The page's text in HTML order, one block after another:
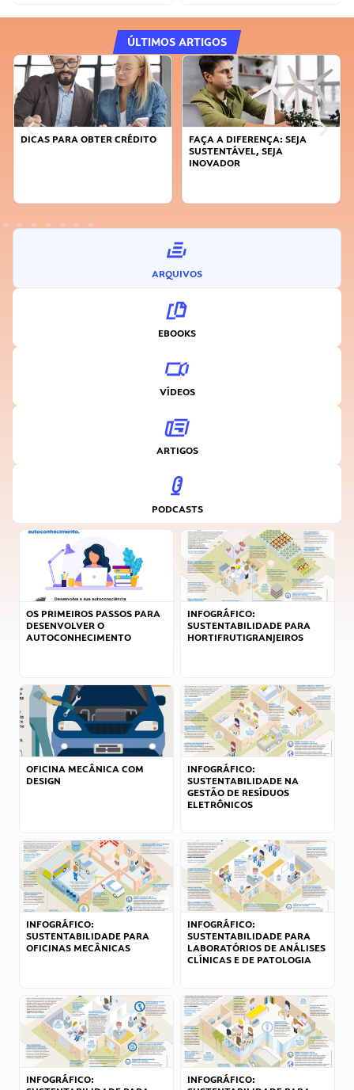
ÚLTIMOS ARTIGOS
DICAS PARA OBTER CRÉDITO
FAÇA A DIFERENÇA: SEJA
SUSTENTÁVEL, SEJA
INOVADOR
ARQUIVOS
EBOOKS
VÍDEOS
ARTIGOS
PODCASTS
OS PRIMEIROS PASSOS PARA
DESENVOLVER O
AUTOCONHECIMENTO
INFOGRÁFICO:
SUSTENTABILIDADE PARA
HORTIFRUTIGRANJEIROS
OFICINA MECÂNICA COM
DESIGN
INFOGRÁFICO:
SUSTENTABILIDADE NA
GESTÃO DE RESÍDUOS
ELETRÔNICOS
INFOGRÁFICO:
SUSTENTABILIDADE PARA
OFICINAS MECÂNICAS
INFOGRÁFICO:
SUSTENTABILIDADE PARA
LABORATÓRIOS DE ANÁLISES
CLÍNICAS E DE PATOLOGIA
INFOGRÁFICO:
INFOGRÁFICO: